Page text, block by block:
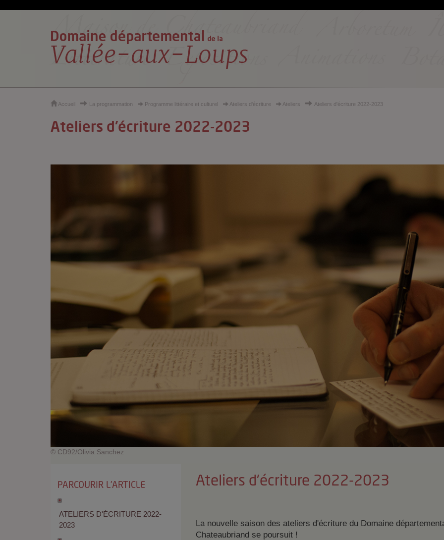
Accueil La programmation Programme littéraire et culturel Ateliers d'écriture Ateliers Ateliers d'écriture 2022-2023
Ateliers d'écriture 2022-2023
© CD92/Olivia Sanchez
PARCOURIR L'ARTICLE
ATELIERS D'ÉCRITURE 2022-
2023
Ateliers d'écriture 2022-2023
La nouvelle saison des ateliers d'écriture du Domaine
Chateaubriand se poursuit !